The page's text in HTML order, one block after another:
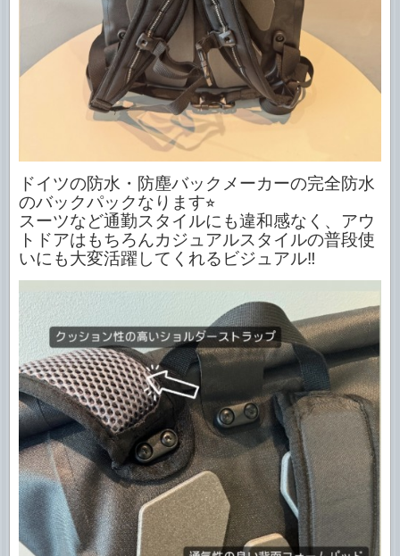
ドイツの防水・防塵バックメーカーの完全防水
のバックパックなります⭐︎
スーツなど通勤スタイルにも違和感なく、アウ
トドアはもちろんカジュアルスタイルの普段使
いにも大変活躍してくれるビジュアル‼︎